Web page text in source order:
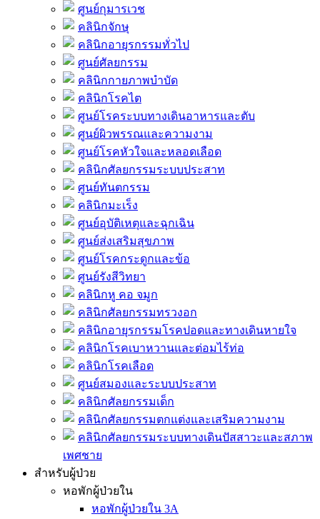
ศูนย์กุมารเวช
คลินิกจักษุ
คลินิกอายุรกรรมทั่วไป
ศูนย์ศัลยกรรม
คลินิกกายภาพบำบัด
คลินิกโรคไต
ศูนย์โรคระบบทางเดินอาหารและตับ
ศูนย์ผิวพรรณและความงาม
ศูนย์โรคหัวใจและหลอดเลือด
คลินิกศัลยกรรมระบบประสาท
ศูนย์ทันตกรรม
คลินิกมะเร็ง
ศูนย์อุบัติเหตุและฉุกเฉิน
ศูนย์ส่งเสริมสุขภาพ
ศูนย์โรคกระดูกและข้อ
ศูนย์รังสีวิทยา
คลินิกหู คอ จมูก
คลินิกศัลยกรรมทรวงอก
คลินิกอายุรกรรมโรคปอดและทางเดินหายใจ
คลินิกโรคเบาหวานและต่อมไร้ท่อ
คลินิกโรคเลือด
ศูนย์สมองและระบบประสาท
คลินิกศัลยกรรมเด็ก
คลินิกศัลยกรรมตกแต่งและเสริมความงาม
คลินิกศัลยกรรมระบบทางเดินปัสสาวะและสภาพ
เพศชาย
สำหรับผู้ป่วย
หอพักผู้ป่วยใน
หอพักผู้ป่วยใน 3A